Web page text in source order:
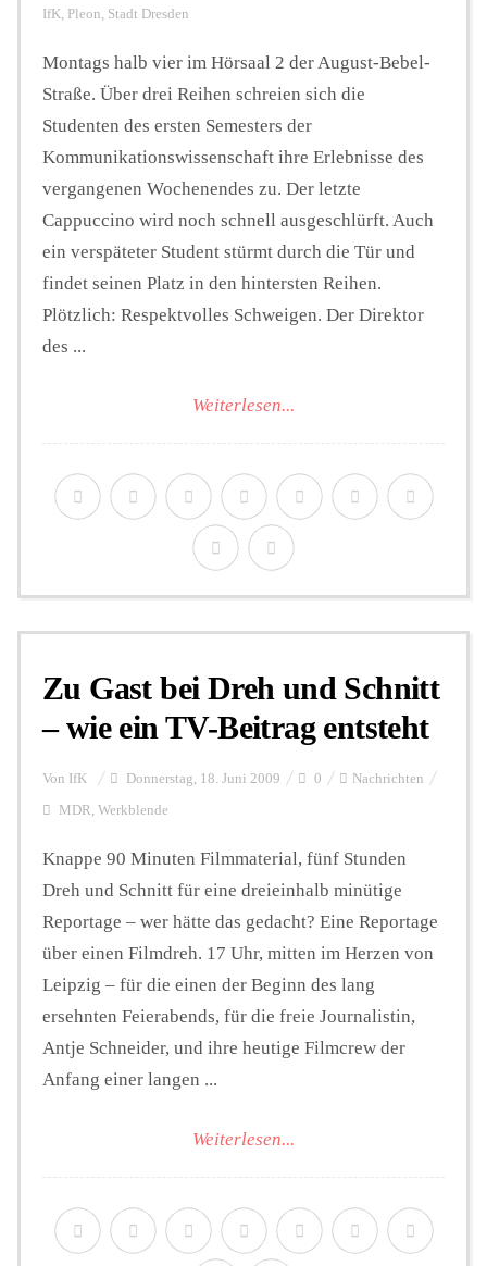
IfK, Pleon, Stadt Dresden
Montags halb vier im Hörsaal 2 der August-Bebel-
Straße. Über drei Reihen schreien sich die
Studenten des ersten Semesters der
Kommunikationswissenschaft ihre Erlebnisse des
vergangenen Wochenendes zu. Der letzte
Cappuccino wird noch schnell ausgeschlürft. Auch
ein verspäteter Student stürmt durch die Tür und
findet seinen Platz in den hintersten Reihen.
Plötzlich: Respektvolles Schweigen. Der Direktor
des ...
Weiterlesen...
Zu Gast bei Dreh und Schnitt
– wie ein TV-Beitrag entsteht
Von IfK Donnerstag, 18. Juni 2009 0 Nachrichten
MDR, Werkblende
Knappe 90 Minuten Filmmaterial, fünf Stunden
Dreh und Schnitt für eine dreieinhalb minütige
Reportage – wer hätte das gedacht? Eine Reportage
über einen Filmdreh. 17 Uhr, mitten im Herzen von
Leipzig – für die einen der Beginn des lang
ersehnten Feierabends, für die freie Journalistin,
Antje Schneider, und ihre heutige Filmcrew der
Anfang einer langen ...
Weiterlesen...